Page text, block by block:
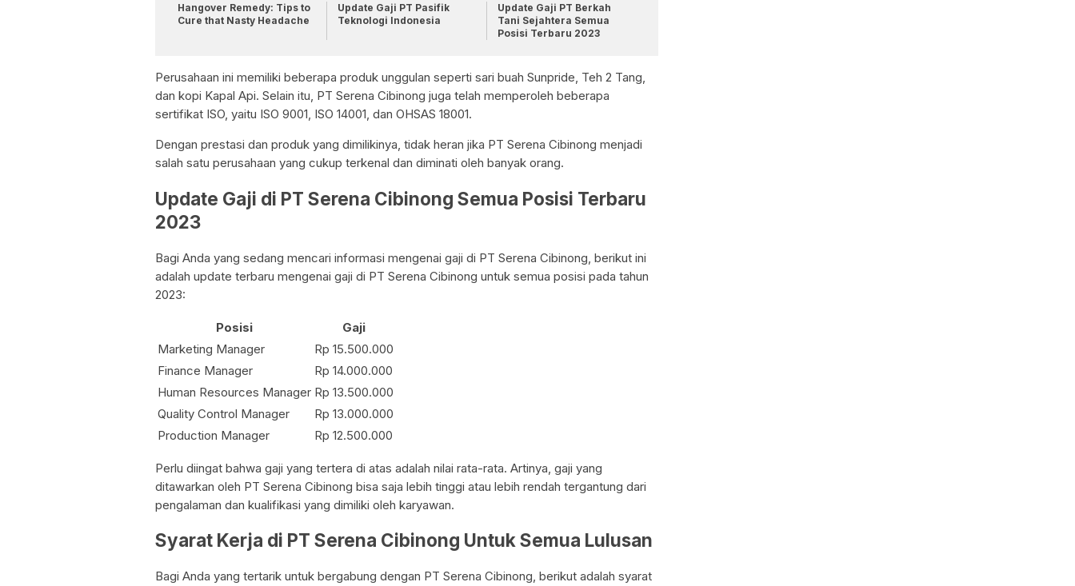
Hangover Remedy: Tips to
Cure that Nasty Headache
Update Gaji PT Pasifik
Teknologi Indonesia
Update Gaji PT Berkah
Tani Sejahtera Semua
Posisi Terbaru 2023
Perusahaan ini memiliki beberapa produk unggulan seperti sari buah Sunpride, Teh 2 Tang,
dan kopi Kapal Api. Selain itu, PT Serena Cibinong juga telah memperoleh beberapa
sertifikat ISO, yaitu ISO 9001, ISO 14001, dan OHSAS 18001.
Dengan prestasi dan produk yang dimilikinya, tidak heran jika PT Serena Cibinong menjadi
salah satu perusahaan yang cukup terkenal dan diminati oleh banyak orang.
Update Gaji di PT Serena Cibinong Semua Posisi Terbaru
2023
Bagi Anda yang sedang mencari informasi mengenai gaji di PT Serena Cibinong, berikut ini
adalah update terbaru mengenai gaji di PT Serena Cibinong untuk semua posisi pada tahun
2023:
Posisi
Gaji
Marketing Manager
Rp 15.500.000
Finance Manager
Rp 14.000.000
Human Resources Manager Rp 13.500.000
Quality Control Manager
Rp 13.000.000
Production Manager
Rp 12.500.000
Perlu diingat bahwa gaji yang tertera di atas adalah nilai rata-rata. Artinya, gaji yang
ditawarkan oleh PT Serena Cibinong bisa saja lebih tinggi atau lebih rendah tergantung dari
pengalaman dan kualifikasi yang dimiliki oleh karyawan.
Syarat Kerja di PT Serena Cibinong Untuk Semua Lulusan
Bagi Anda yang tertarik untuk bergabung dengan PT Serena Cibinong, berikut adalah syarat